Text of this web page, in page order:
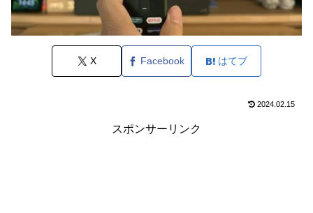
X Facebook はてブ
2024.02.15
スポンサーリンク